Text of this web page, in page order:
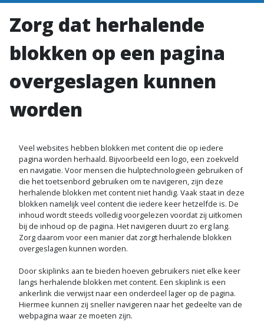
Zorg dat herhalende
blokken op een pagina
overgeslagen kunnen
worden
Veel websites hebben blokken met content die op iedere
pagina worden herhaald. Bijvoorbeeld een logo, een zoekveld
en navigatie. Voor mensen die hulptechnologieën gebruiken of
die het toetsenbord gebruiken om te navigeren, zijn deze
herhalende blokken met content niet handig. Vaak staat in deze
blokken namelijk veel content die iedere keer hetzelfde is. De
inhoud wordt steeds volledig voorgelezen voordat zij uitkomen
bij de inhoud op de pagina. Het navigeren duurt zo erg lang.
Zorg daarom voor een manier dat zorgt herhalende blokken
overgeslagen kunnen worden.
Door skiplinks aan te bieden hoeven gebruikers niet elke keer
langs herhalende blokken met content. Een skiplink is een
ankerlink die verwijst naar een onderdeel lager op de pagina.
Hiermee kunnen zij sneller navigeren naar het gedeelte van de
webpagina waar ze moeten zijn.